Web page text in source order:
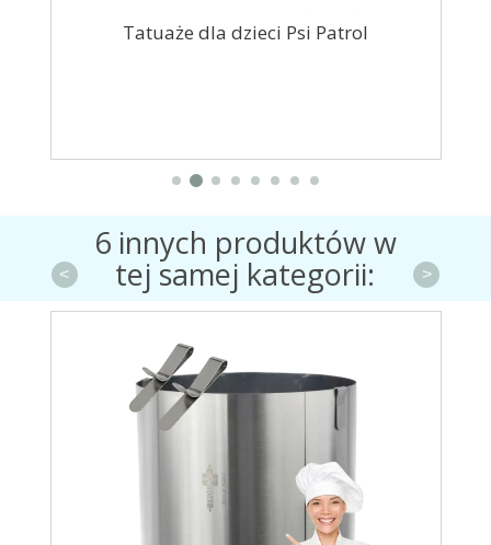
Tatuaże dla dzieci Psi Patrol
6 innych produktów w
tej samej kategorii:
< >